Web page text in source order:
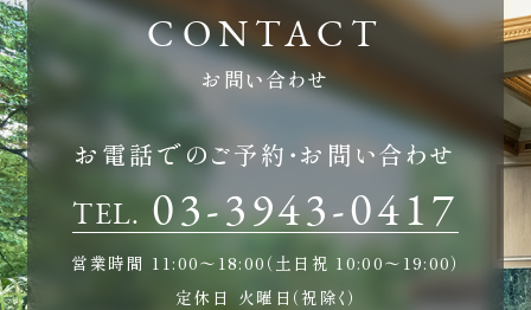
お問い合わせ
お電話でのご予約・お問い合わせ
TEL. 03-3943-0417
営業時間 11:00〜18:00（土日祝 10:00〜19:00）
定休日 火曜日（祝除く）